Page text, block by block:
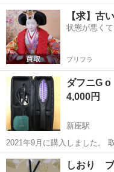
は確認しておりませ
埼玉 新座市 東久留米
【求】古
状態が悪く
プリフラ
ダフニG
4,000円
新座駅
2021年9月に購入しました。
ます。 月に数回使用した程度です
りに来て下さる場合は、3000
埼玉 新座市 新座駅
しおり ブ